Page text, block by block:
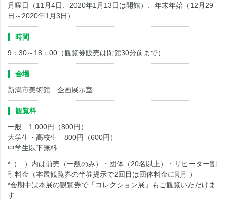
月曜日（11月4日、2020年1月13日は開館）、年末年始（12月29
日～2020年1月3日）
時間
9：30～18：00（観覧券販売は閉館30分前まで）
会場
新潟市美術館 企画展示室
観覧料
一般 1,000円（800円）
大学生・高校生 800円（600円）
中学生以下無料
*（ ）内は前売（一般のみ）・団体（20名以上）・リピーター割
引料金（本展観覧券の半券提示で2回目は団体料金に割引）
*会期中は本展の観覧券で「コレクション展」もご観覧いただけま
す